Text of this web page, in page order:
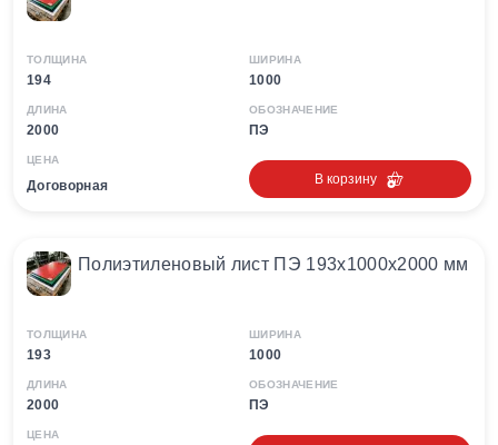
ТОЛЩИНА
194
ШИРИНА
1000
ДЛИНА
2000
ОБОЗНАЧЕНИЕ
ПЭ
ЦЕНА
Договорная В корзину
Полиэтиленовый лист ПЭ 193х1000х2000 мм
ТОЛЩИНА
193
ШИРИНА
1000
ДЛИНА
2000
ОБОЗНАЧЕНИЕ
ПЭ
ЦЕНА